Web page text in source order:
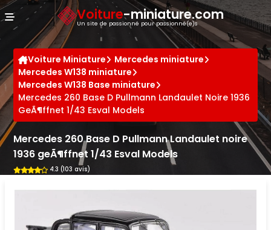
Voiture-miniature.com
Un site de passionné pour passionné(e)s
Voiture Miniature
Mercedes miniature
Mercedes W138 miniature
Mercedes W138 Base miniature
Mercedes 260 Base D Pullmann Landaulet Noire 1936
GeÃ¶ffnet 1/43 Esval Models
Mercedes 260 Base D Pullmann Landaulet noire
1936 geÃ¶ffnet 1/43 Esval Models
4.3 (103 avis)
Panneau de gestion des cookies